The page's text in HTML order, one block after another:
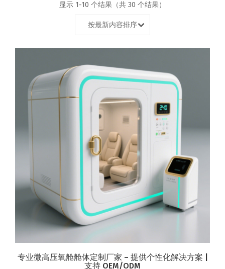
显示 1-10 个结果（共 30 个结果）
按最新内容排序
专业微高压氧舱舱体定制厂家 – 提供个性化解决方案 |
支持 OEM/ODM